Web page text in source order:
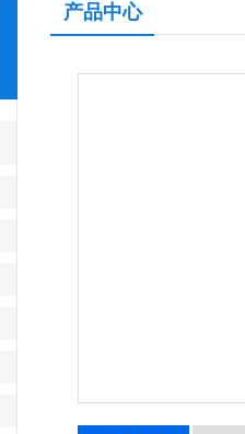
产品中心